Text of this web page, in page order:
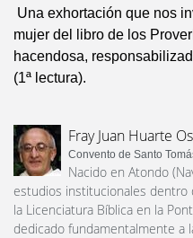
Una exhortación que nos
mujer del libro de los
hacendosa,
(1ª lectura).
Fray Juan Huarte
Convento de Santo
Nacido en Atondo
estudios institucionales dentro
la Licenciatura Bíblica en la
dedicado fundamentalmente a